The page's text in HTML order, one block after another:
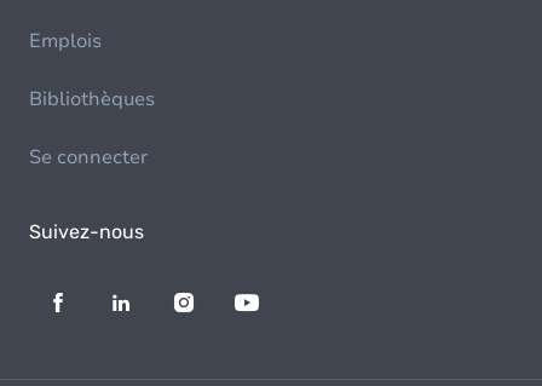
Emplois
Bibliothèques
Se connecter
Suivez-nous